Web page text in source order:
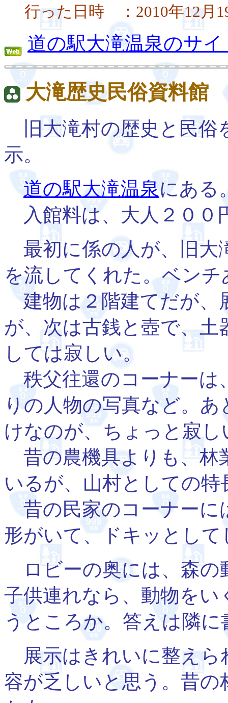
行った日時 ：2010年12月
道の駅大滝温泉のサイ
大滝歴史民俗資料館
旧大滝村の歴史と民俗
示。
道の駅大滝温泉にある
入館料は、大人２００
最初に係の人が、旧大
を流してくれた。ベンチ
建物は２階建てだが、
が、次は古銭と壺で、
しては寂しい。
秩父往還のコーナーは
りの人物の写真など。
けなのが、ちょっと寂し
昔の農機具よりも、林
いるが、山村としての特
昔の民家のコーナーに
形がいて、ドキッとして
ロビーの奥には、森の
子供連れなら、動物を
うところか。答えは隣
展示はきれいに整えら
容が乏しいと思う。昔